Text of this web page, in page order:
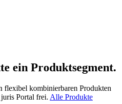
ein Produktsegment.
flexibel kombinierbaren Produkten
Portal frei. Alle Produkte